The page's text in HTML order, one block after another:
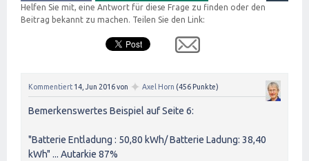
Helfen Sie mit, eine Antwort für diese Frage zu finden oder den
Beitrag bekannt zu machen. Teilen Sie den Link:
Kommentiert 14, Jun 2016von ✦ Axel Horn (456 Punkte)
Bemerkenswertes Beispiel auf Seite 6:
"Batterie Entladung : 50,80 kWh/ Batterie Ladung: 38,40
kWh" ... Autarkie 87%